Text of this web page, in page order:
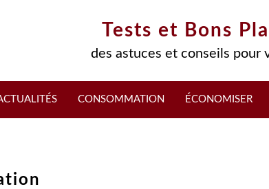
Tests et Bons
des astuces et conseils pour
CONSOMMATION ÉCONOMISER